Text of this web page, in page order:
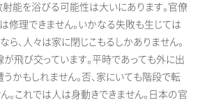
能を浴びる可能性は大いにあります。官僚
修理できません。いかなる失敗も生じては
ら、人々は家に閉じこもるしかありません。
飛び交っています。平時であっても外に出
かもしれません。否、家にいても階段で転
。これでは人は身動きできません。日本の官